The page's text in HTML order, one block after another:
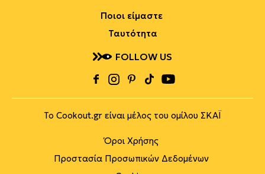
Ποιοι είμαστε
Ταυτότητα
FOLLOW US
Το Cookout.gr είναι μέλος του ομίλου ΣΚΑΪ
Όροι Χρήσης
Προστασία Προσωπικών Δεδομένων